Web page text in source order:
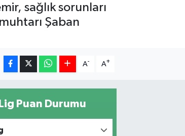
sağlık sorunları
Şaban
A- A+
Puan Durumu